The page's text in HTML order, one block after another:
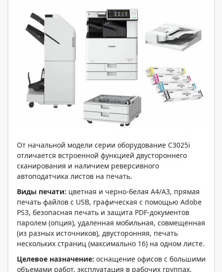
От начальной модели серии оборудование C3025i
отличается встроенной функцией двустороннего
сканирования и наличием реверсивного
автоподатчика листов на печать.
Виды печати: цветная и черно-белая А4/А3, прямая
печать файлов с USB, графическая с помощью Adobe
PS3, безопасная печать и защита PDF-документов
паролем (опция), удаленная мобильная, совмещенная
(из разных источников), двусторонняя, печать
нескольких страниц (максимально 16) на одном листе.
Целевое назначение: оснащение офисов с большими
объемами работ, эксплуатация в рабочих группах,